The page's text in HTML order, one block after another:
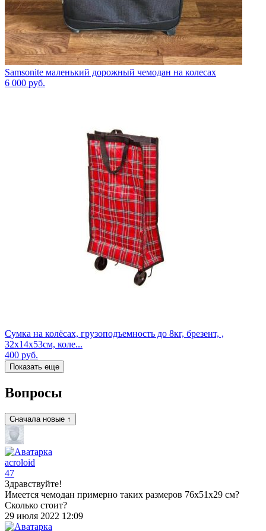
Samsonite маленький дорожный чемодан на колесах
6 000 руб.
Сумка на колёсах, грузоподъемность до 8кг, брезент, ,
32х14х53см, коле...
400 руб.
Показать еще
Вопросы
Сначала новые ↑
acroloid
47
Здравствуйте!
Имеется чемодан примерно таких размеров 76х51х29 см?
Сколько стоит?
29 июля 2022 12:09